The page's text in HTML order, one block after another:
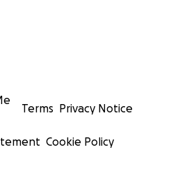
Terms Privacy Notice
Cookie Policy